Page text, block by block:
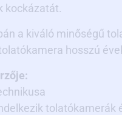
kockázatát.
a kiváló minőségű
hosszú
tolatókamerák